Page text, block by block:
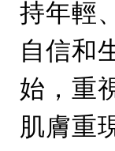
持年輕
自信和
始，重
肌膚重